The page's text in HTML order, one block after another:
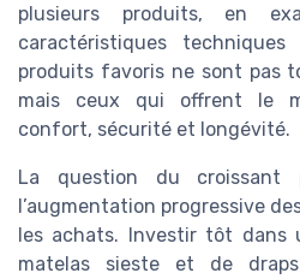
plusieurs produits, en
caractéristiques
produits favoris ne sont pas
mais ceux qui offrent le
confort, sécurité et longévité.
La question du
l’augmentation progressive
les achats. Investir tôt
matelas sieste et de